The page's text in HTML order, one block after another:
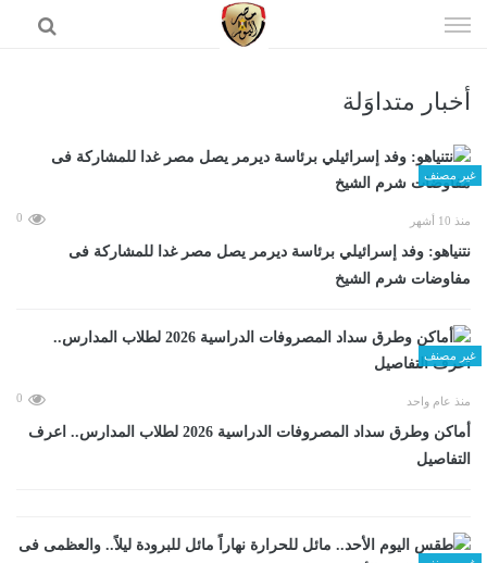
الى
أخبار متداوَلة
غير مصنف
منذ 10 أشهر 0
نتنياهو: وفد إسرائيلي برئاسة ديرمر يصل مصر غدا للمشاركة فى
مفاوضات شرم الشيخ
غير مصنف
منذ عام واحد 0
أماكن وطرق سداد المصروفات الدراسية 2026 لطلاب المدارس.. اعرف
التفاصيل